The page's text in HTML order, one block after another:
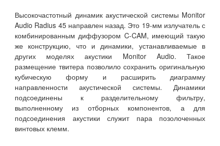
Высокочастотный динамик акустической системы Monitor
Audio Radius 45 направлен назад. Это 19-мм излучатель с
комбинированным диффузором C-CAM, имеющий такую
же конструкцию, что и динамики, устанавливаемые в
других моделях акустики Monitor Audio. Такое
размещение твитера позволило сохранить оригинальную
кубическую форму и расширить диаграмму
направленности акустической системы. Динамики
подсоединены к разделительному фильтру,
выполненному из отборных компонентов, а для
подсоединения акустики служит пара позолоченных
винтовых клемм.